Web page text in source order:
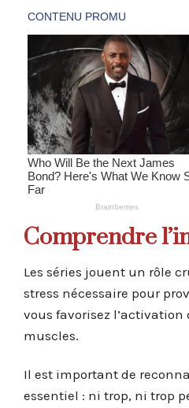
Comprendre
Les séries jouent un rôle
stress nécessaire pour
vous favorisez
muscles.
Il est important de
essentiel : ni trop, ni trop